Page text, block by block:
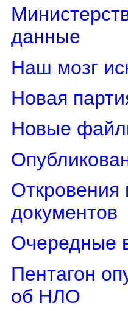
данные
Наш мозг
Новая
Новые
Откровения
документов
Очередные
Пентагон
об НЛО